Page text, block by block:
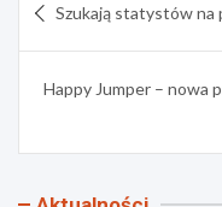
wpisu
Szukają statystów na
Happy Jumper – nowa